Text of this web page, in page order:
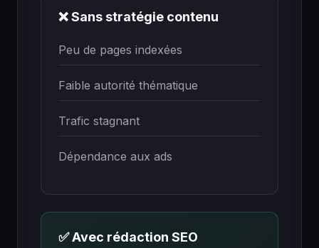
❌ Sans stratégie contenu
Peu de pages indexées
Faible autorité thématique
Trafic stagnant
Dépendance aux ads
✅ Avec rédaction SEO